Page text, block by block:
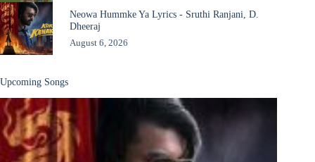
Neowa Hummke Ya Lyrics - Sruthi Ranjani, D.
Dheeraj
August 6, 2026
Upcoming Songs